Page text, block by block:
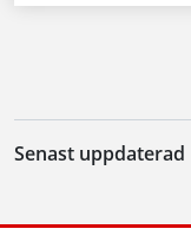
Senast uppdaterad